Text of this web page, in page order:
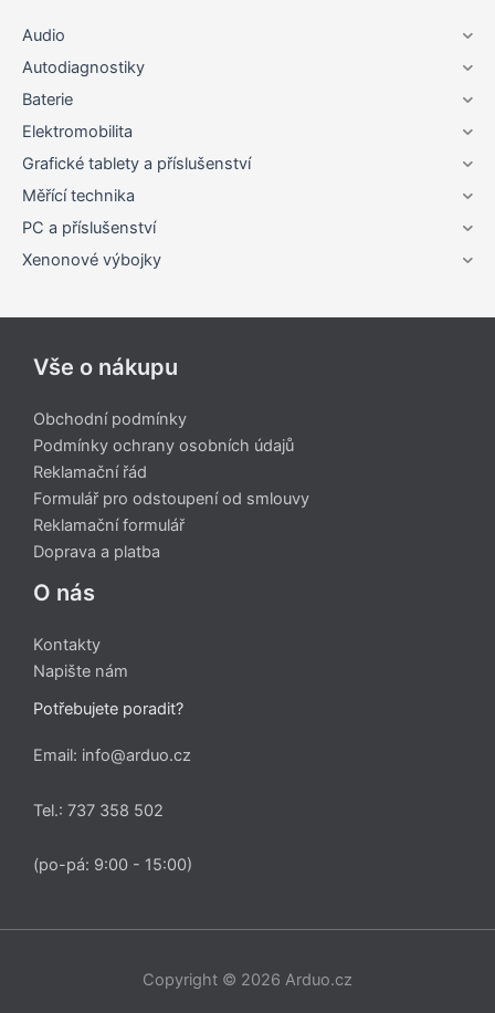
Audio
Autodiagnostiky
Baterie
Elektromobilita
Grafické tablety a příslušenství
Měřící technika
PC a příslušenství
Xenonové výbojky
Vše o nákupu
Obchodní podmínky
Podmínky ochrany osobních údajů
Reklamační řád
Formulář pro odstoupení od smlouvy
Reklamační formulář
Doprava a platba
O nás
Kontakty
Napište nám
Potřebujete poradit?
Email: info@arduo.cz
Tel.: 737 358 502
(po-pá: 9:00 - 15:00)
Copyright © 2026 Arduo.cz